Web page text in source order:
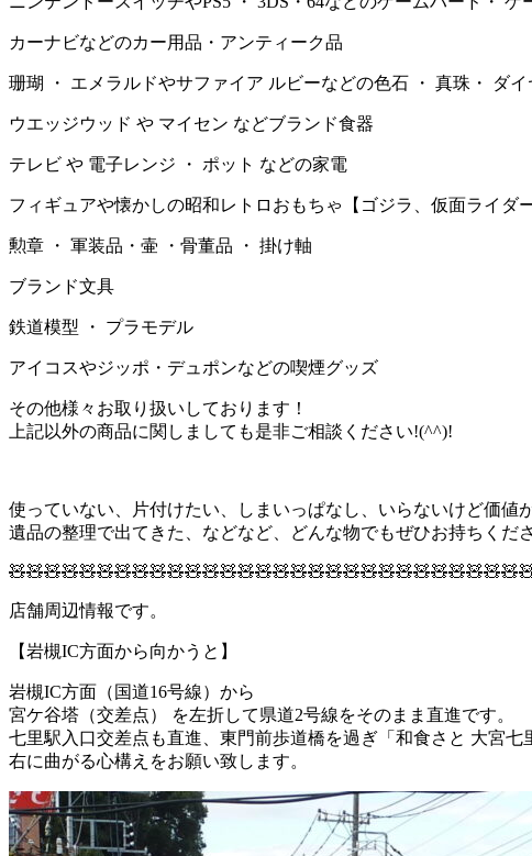
カーナビなどのカー用品・アンティーク品
珊瑚 ・ エメラルドやサファイア ルビーなどの色石 ・ 真珠・ ダイ
ウエッジウッド や マイセン などブランド食器
テレビ や 電子レンジ ・ ポット などの家電
フィギュアや懐かしの昭和レトロおもちゃ【ゴジラ、仮面ライダ
勲章 ・ 軍装品・壷 ・骨董品 ・ 掛け軸
ブランド文具
鉄道模型 ・ プラモデル
アイコスやジッポ・デュポンなどの喫煙グッズ
その他様々お取り扱いしております！
上記以外の商品に関しましても是非ご相談ください!(^^)!
使っていない、片付けたい、しまいっぱなし、いらないけど価値
遺品の整理で出てきた、などなど、どんな物でもぜひお持ちくださ
店舗周辺情報です。
【岩槻IC方面から向かうと】
岩槻IC方面（国道16号線）から
宮ケ谷塔（交差点）
を左折して県道2号線をそのまま直進です。
七里駅入口交差点も直進、東門前歩道橋を過ぎ「和食さと 大宮七
右に曲がる心構えをお願い致します。